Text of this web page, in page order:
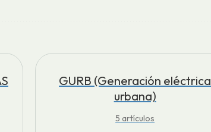
GURB (Generación eléctrica
urbana)
5 artículos